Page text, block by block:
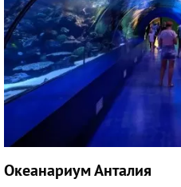
Океанариум Анталия